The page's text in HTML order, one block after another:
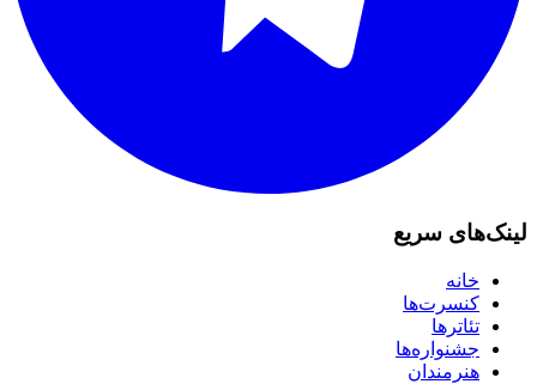
لینک‌های سریع
خانه
کنسرت‌ها
تئاترها
جشنواره‌ها
هنرمندان